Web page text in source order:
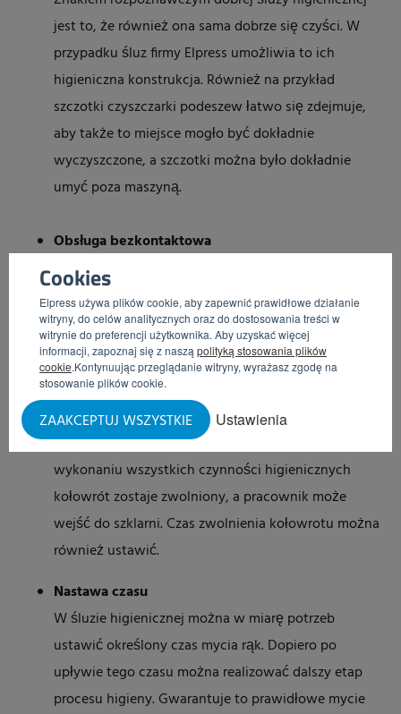
Cookies
Elpress używa plików cookie, aby zapewnić prawidłowe działanie
witryny, do celów analitycznych oraz do dostosowania treści w
witrynie do preferencji użytkownika. Aby uzyskać więcej
informacji, zapoznaj się z naszą polityką stosowania plików
cookie.Kontynuując przeglądanie witryny, wyrażasz zgodę na
stosowanie plików cookie.
Ustawienia
ZAAKCEPTUJ WSZYSTKIE
jest to, że również ona sama dobrze się czyści. W
przypadku śluz firmy Elpress umożliwia to ich
higieniczna konstrukcja. Również na przykład
szczotki czyszczarki podeszew łatwo się zdejmuje,
aby także to miejsce mogło być dokładnie
wyczyszczone, a szczotki można było dokładnie
umyć poza maszyną.
Obsługa bezkontaktowa
Za pomocą automatycznej jednostki dozowania
mydło jest dozowane lub środek dezynfekcyjny jest
rozpylany na rękach. Jednostki nie trzeba więc
dotykać, co zapobiega ryzyku skażenia.
Kontrola dostępu
Śluzy higieniczne firmy Elpress są wyposażone w
kołowroty lub bramki dostępowe. Dopiero po
wykonaniu wszystkich czynności higienicznych
kołowrót zostaje zwolniony, a pracownik może
wejść do szklarni. Czas zwolnienia kołowrotu można
również ustawić.
Nastawa czasu
W śluzie higienicznej można w miarę potrzeb
ustawić określony czas mycia rąk. Dopiero po
upływie tego czasu można realizować dalszy etap
procesu higieny. Gwarantuje to prawidłowe mycie